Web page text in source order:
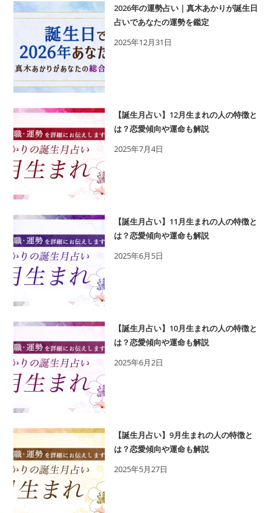
2026年の運勢占い｜真木あかりが誕生日
占いであなたの運勢を鑑定
2025年12月31日
【誕生月占い】12月生まれの人の特徴と
は？恋愛傾向や運命も解説
2025年7月4日
【誕生月占い】11月生まれの人の特徴と
は？恋愛傾向や運命も解説
2025年6月5日
【誕生月占い】10月生まれの人の特徴と
は？恋愛傾向や運命も解説
2025年6月2日
【誕生月占い】9月生まれの人の特徴と
は？恋愛傾向や運命も解説
2025年5月27日